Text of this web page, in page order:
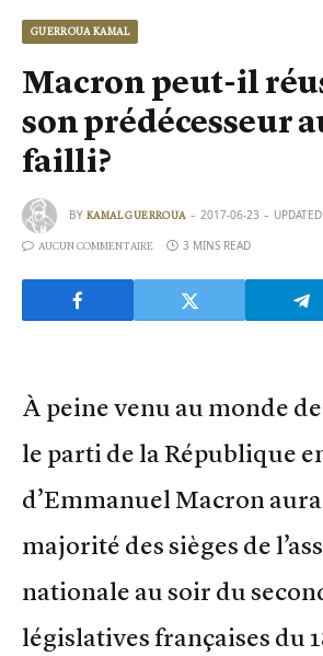
GUERROUA KAMAL
Macron peut-il
son prédécesseur
failli?
BY KAMAL GUERROUA 2017-06-23 UPDATED:
AUCUN COMMENTAIRE 3 MINS READ
À peine venu au monde
le parti de la République
d’Emmanuel Macron
majorité des sièges de
nationale au soir du
législatives françaises du